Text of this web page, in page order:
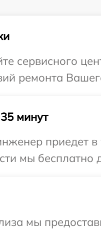
сервисного
ремонта
минут
приедет в
мы бесплатно
мы